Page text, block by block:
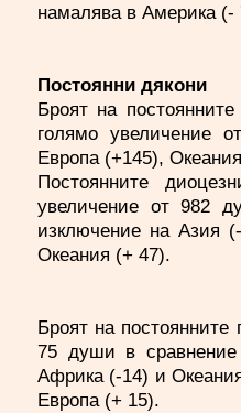
намалява в Америка
Постоянни дякони
Броят на
голямо увеличение
Европа (+145),
Постоянните
увеличение от 982
изключение на Азия
Океания (+ 47).
Броят на постоянните
75 души в
Африка (-14) и
Европа (+ 15).